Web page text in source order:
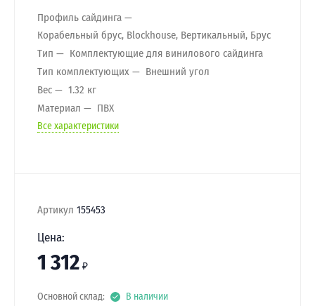
Профиль сайдинга
Корабельный брус, Blockhouse, Вертикальный, Брус
Тип
Комплектующие для винилового сайдинга
Тип комплектующих
Внешний угол
Вес
1.32 кг
Материал
ПВХ
Все характеристики
Артикул 155453
Цена:
1 312 ₽
Основной склад: В наличии